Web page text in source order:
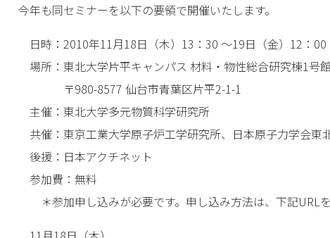
今年も同セミナーを以下の要領で開催いたします。
日時：2010年11月18日（木）13：30 ～19日（金）12：00
場所：東北大学片平キャンパス 材料・物性総合研究棟1号
〒980-8577 仙台市青葉区片平2-1-1
主催：東北大学多元物質科学研究所
共催：東京工業大学原子炉工学研究所、日本原子力学会東
後援：日本アクチネット
参加費：無料
＊参加申し込みが必要です。申し込み方法は、下記URLを